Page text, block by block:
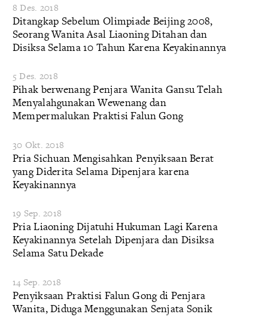
8 Des. 2018
Ditangkap Sebelum Olimpiade Beijing 2008,
Seorang Wanita Asal Liaoning Ditahan dan
Disiksa Selama 10 Tahun Karena Keyakinannya
5 Des. 2018
Pihak berwenang Penjara Wanita Gansu Telah
Menyalahgunakan Wewenang dan
Mempermalukan Praktisi Falun Gong
30 Okt. 2018
Pria Sichuan Mengisahkan Penyiksaan Berat
yang Diderita Selama Dipenjara karena
Keyakinannya
19 Sep. 2018
Pria Liaoning Dijatuhi Hukuman Lagi Karena
Keyakinannya Setelah Dipenjara dan Disiksa
Selama Satu Dekade
14 Sep. 2018
Penyiksaan Praktisi Falun Gong di Penjara
Wanita, Diduga Menggunakan Senjata Sonik